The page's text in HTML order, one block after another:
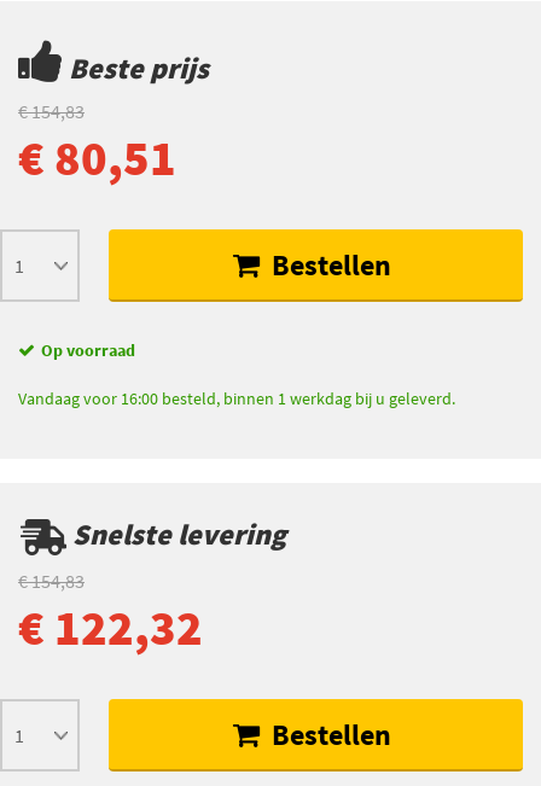
Beste prijs
€ 154,83
€ 80,51
Bestellen
Op voorraad
Vandaag voor 16:00 besteld, binnen 1 werkdag bij u geleverd.
Snelste levering
€ 154,83
€ 122,32
Bestellen